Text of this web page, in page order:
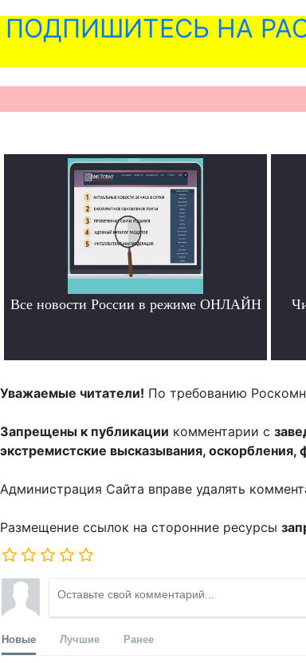
ПОДПИШИТЕСЬ НА
Все новости России в режиме ОНЛАЙН
Уважаемые читатели! По требованию
Запрещены к публикации комментарии с
экстремистские высказывания, оскорбления,
Администрация Сайта вправе удалять
Размещение ссылок на сторонние ресурсы
Новые Лучшие Ранее